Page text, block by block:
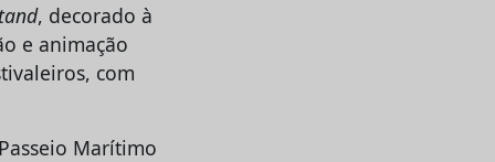
, decorado à
e animação
com
Marítimo